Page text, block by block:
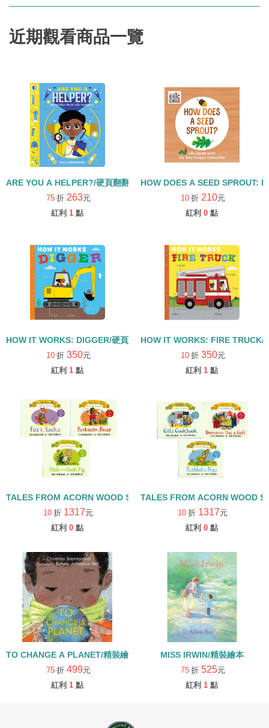
近期觀看商品一覽
ARE YOU A HELPER?/硬頁翻翻書
75 折 263元
紅利 1 點
HOW DOES A SEED SPROUT:
10 折 210元
紅利 0 點
HOW IT WORKS: DIGGER/硬頁書
10 折 350元
紅利 1 點
HOW IT WORKS: FIRE TRUCK/
10 折 350元
紅利 1 點
TALES FROM ACORN WOOD STORY COLLECTION 觀察探索組/
10 折 1317元
紅利 0 點
TALES FROM ACORN WOOD
10 折 1317元
紅利 0 點
TO CHANGE A PLANET/精裝繪本
75 折 499元
紅利 1 點
MISS IRWIN/精裝繪本
75 折 525元
紅利 1 點